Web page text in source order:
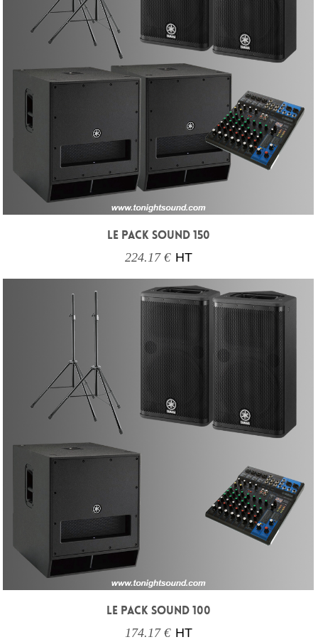
LE PACK SOUND 150
224.17 € HT
LE PACK SOUND 100
174.17 € HT